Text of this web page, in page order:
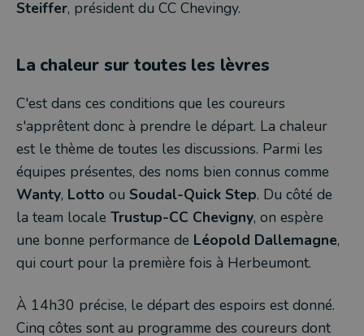
Steiffer, président du CC Chevingy.
La chaleur sur toutes les lèvres
C'est dans ces conditions que les coureurs
s'apprêtent donc à prendre le départ. La chaleur
est le thème de toutes les discussions. Parmi les
équipes présentes, des noms bien connus comme
Wanty, Lotto ou Soudal-Quick Step. Du côté de
la team locale Trustup-CC Chevigny, on espère
une bonne performance de Léopold Dallemagne,
qui court pour la première fois à Herbeumont.
À 14h30 précise, le départ des espoirs est donné.
Cinq côtes sont au programme des coureurs dont